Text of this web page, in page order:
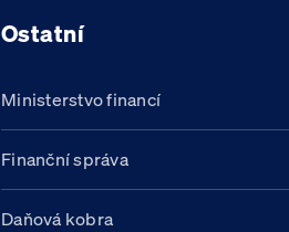
Ostatní
Ministerstvo financí
Finanční správa
Daňová kobra